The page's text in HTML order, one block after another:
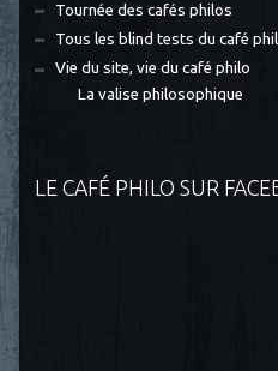
Tournée des cafés philos
Tous les blind tests du café
Vie du site, vie du café philo
La valise philosophique
LE CAFÉ PHILO SUR